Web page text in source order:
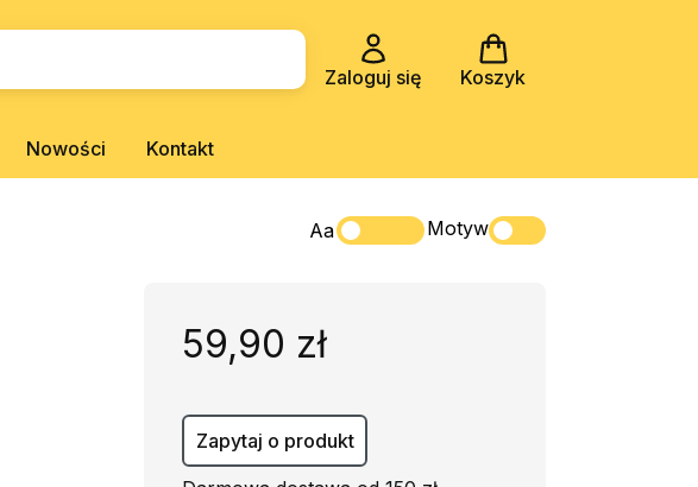
Zaloguj się Koszyk
Nowości Kontakt
Aa Motyw
59,90 zł
Zapytaj o produkt